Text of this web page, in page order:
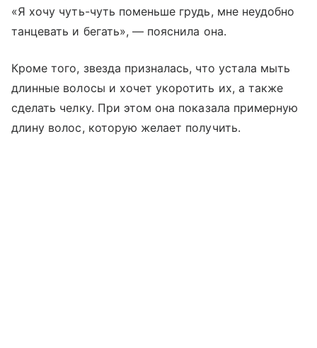
«Я хочу чуть-чуть поменьше грудь, мне неудобно
танцевать и бегать», — пояснила она.
Кроме того, звезда призналась, что устала мыть
длинные волосы и хочет укоротить их, а также
сделать челку. При этом она показала примерную
длину волос, которую желает получить.